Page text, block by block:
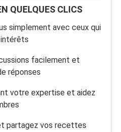
QUELQUES CLICS
simplement avec ceux qui
facilement et
réponses
votre expertise et aidez
partagez vos recettes